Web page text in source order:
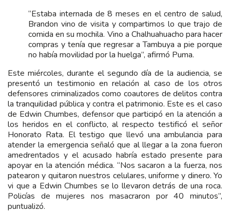
“Estaba internada de 8 meses en el centro de salud,
Brandon vino de visita y compartimos lo que trajo de
comida en su mochila. Vino a Chalhuahuacho para hacer
compras y tenía que regresar a Tambuya a pie porque
no había movilidad por la huelga”, afirmó Puma.
Este miércoles, durante el segundo día de la audiencia, se
presentó un testimonio en relación al caso de los otros
defensores criminalizados como coautores de delitos contra
la tranquilidad pública y contra el patrimonio. Este es el caso
de Edwin Chumbes, defensor que participó en la atención a
los heridos en el conflicto, al respecto testificó el señor
Honorato Rata. El testigo que llevó una ambulancia para
atender la emergencia señaló que al llegar a la zona fueron
amedrentados y el acusado habría estado presente para
apoyar en la atención médica. “Nos sacaron a la fuerza, nos
patearon y quitaron nuestros celulares, uniforme y dinero. Yo
vi que a Edwin Chumbes se lo llevaron detrás de una roca.
Policías de mujeres nos masacraron por 40 minutos”,
puntualizó.